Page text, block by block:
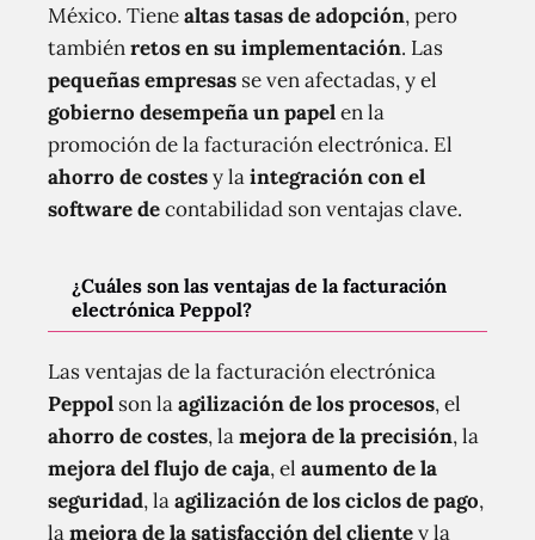
México. Tienealtas tasas de adopción, pero
tambiénretos en su implementación. Las
pequeñas empresas se ven afectadas, y el
gobierno desempeña un papelen la
promoción de la facturación electrónica. El
ahorro de costesy laintegración con el
software decontabilidad son ventajas clave.
¿Cuáles son las ventajas de la facturación
electrónica Peppol?
Las ventajas de la facturación electrónica
Peppol son laagilización de los procesos, el
ahorro de costes, lamejora de la precisión, la
mejora del flujo de caja, el aumento de la
seguridad, laagilización de los ciclos de pago,
lamejora de la satisfacción del clientey la